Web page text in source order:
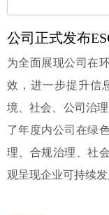
公司正式发布
为全面展现公司在
效，进一步提升信
境、社会、公司治
了年度内公司在绿
理、合规治理、社
观呈现企业可持续